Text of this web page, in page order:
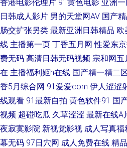
美人兽影院 亚洲午夜剧场 超碰自拍 玖玖
操 国内精品
香港电影伦理片 91黄色电影 亚洲
日韩成人影片 男的天堂网AV 国产
肠交扩张另类 最新亚洲日韩精品 欧
线 主播第一页 丁香五月网 性爱东
费无码 高清日韩无码视频 宗和网五
在 主播福利姬h在线 国产精一精二
香5月综合网 91爱爱com 伊人涩涩
线观看 91最新自拍 黄色软件91 国
视频 超碰吃瓜 久草涩涩 最新在线A
夜寂寞影院 新视觉影视 成人写真福
幕无码 97日穴网 成人免费在线 精